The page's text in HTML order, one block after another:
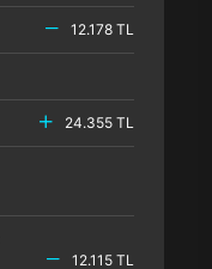
12.178 TL
24.355 TL
12.115 TL